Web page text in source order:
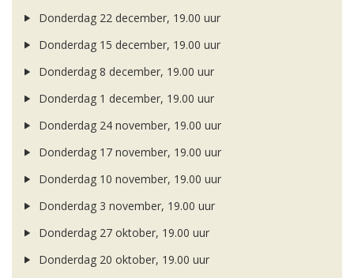
Donderdag 22 december, 19.00 uur
Donderdag 15 december, 19.00 uur
Donderdag 8 december, 19.00 uur
Donderdag 1 december, 19.00 uur
Donderdag 24 november, 19.00 uur
Donderdag 17 november, 19.00 uur
Donderdag 10 november, 19.00 uur
Donderdag 3 november, 19.00 uur
Donderdag 27 oktober, 19.00 uur
Donderdag 20 oktober, 19.00 uur